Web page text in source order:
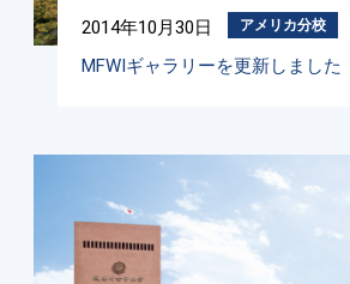
2014年10月30日 アメリカ分校
MFWIギャラリーを更新しました